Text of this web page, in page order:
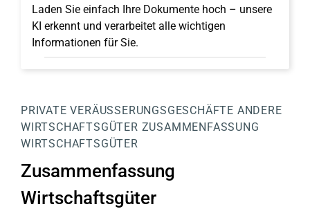
Laden Sie einfach Ihre Dokumente hoch – unsere
KI erkennt und verarbeitet alle wichtigen
Informationen für Sie.
PRIVATE VERÄUSSERUNGSGESCHÄFTE
ANDERE
WIRTSCHAFTSGÜTER ZUSAMMENFASSUNG
WIRTSCHAFTSGÜTER
Zusammenfassung
Wirtschaftsgüter